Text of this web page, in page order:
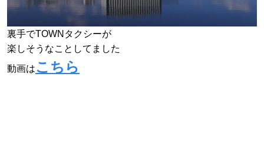
裏手でTOWNタクシーが
楽しそうなことしてました
動画はこちら